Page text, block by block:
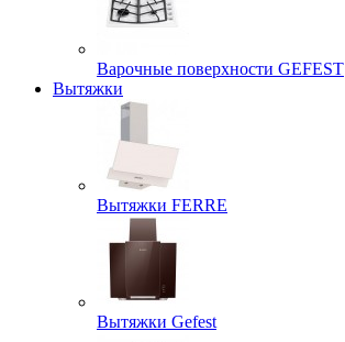
Варочные поверхности GEFEST
Вытяжки
Вытяжки FERRE
Вытяжки Gefest